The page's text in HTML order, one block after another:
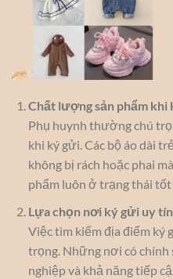
Chất lượng sản phẩm khi
Phụ huynh thường chú
khi ký gửi. Các bộ áo dài
không bị rách hoặc phai
phẩm luôn ở trạng thái
Lựa chọn nơi ký gửi uy tín
Việc tìm kiếm địa điểm ký
trọng. Những nơi có chính
nghiệp và khả năng tiếp